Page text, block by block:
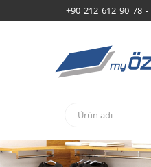
+90 212 612 90 78 -